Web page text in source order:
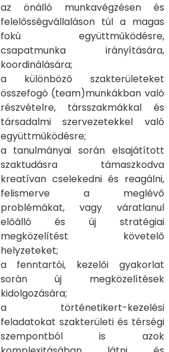
az önálló munkavégzésen és
felelősségvállaláson túl a magas
fokú együttműködésre,
csapatmunka irányítására,
koordinálására;
a különböző szakterületeket
összefogó (team)munkákban való
részvételre, társszakmákkal és
társadalmi szervezetekkel való
együttműködésre;
a tanulmányai során elsajátított
szaktudásra támaszkodva
kreatívan cselekedni és reagálni,
felismerve a meglévő
problémákat, vagy váratlanul
előálló és új stratégiai
megközelítést követelő
helyzeteket;
a fenntartói, kezelői gyakorlat
során új megközelítések
kidolgozására;
a történetikert-kezelési
feladatokat szakterületi és térségi
szempontból is azok